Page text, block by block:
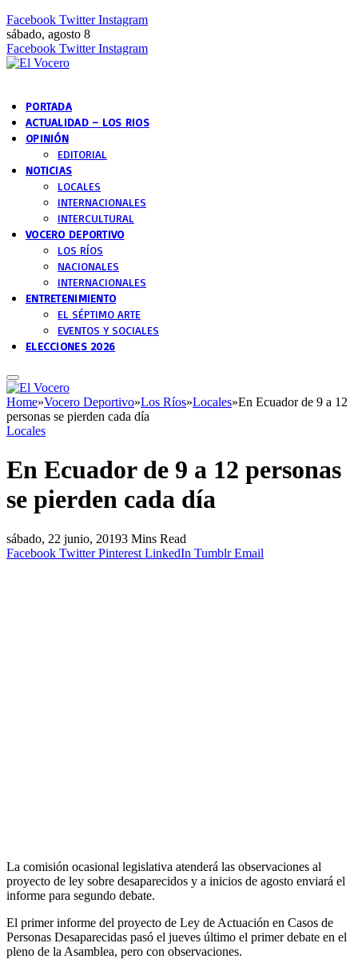
Facebook Twitter Instagram
sábado, agosto 8
Facebook Twitter Instagram
PORTADA
ACTUALIDAD – LOS RIOS
OPINIÓN
EDITORIAL
NOTICIAS
LOCALES
INTERNACIONALES
INTERCULTURAL
VOCERO DEPORTIVO
LOS RÍOS
NACIONALES
INTERNACIONALES
ENTRETENIMIENTO
EL SÉPTIMO ARTE
EVENTOS Y SOCIALES
ELECCIONES 2026
Home»Vocero Deportivo»Los Ríos»Locales»En Ecuador de 9 a 12
personas se pierden cada día
Locales
En Ecuador de 9 a 12 personas
se pierden cada día
sábado, 22 junio, 20193 Mins Read
Facebook Twitter Pinterest LinkedIn Tumblr Email
La comisión ocasional legislativa atenderá las observaciones al
proyecto de ley sobre desaparecidos y a inicios de agosto enviará el
informe para segundo debate.
El primer informe del proyecto de Ley de Actuación en Casos de
Personas Desaparecidas pasó el jueves último el primer debate en el
pleno de la Asamblea, pero con observaciones.